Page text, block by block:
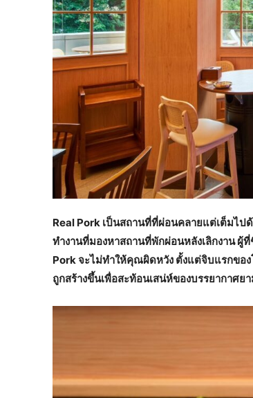
Real Pork เป็นสถานที่ที่ผ่อนคลายแต่เต็มไป
ทำงานที่มองหาสถานที่พักผ่อนหลังเลิกงาน ผู้
Pork จะไม่ทำให้คุณผิดหวัง ตั้งแต่จิบแรกขอ
ถูกสร้างขึ้นเพื่อสะท้อนเสน่ห์ของบรรยากาศย